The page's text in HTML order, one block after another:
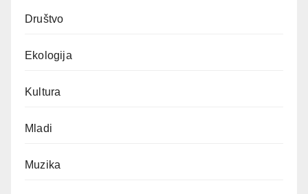
Društvo
Ekologija
Kultura
Mladi
Muzika